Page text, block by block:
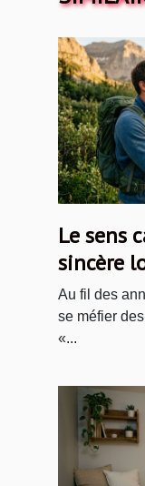
Le sens
sincère
Au fil des
se méfier
«...